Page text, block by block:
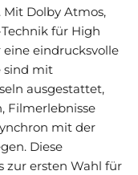
Dolby Atmos,
für High
eine eindrucksvolle
sind mit
ausgestattet,
Filmerlebnisse
mit der
Diese
zur ersten Wahl für